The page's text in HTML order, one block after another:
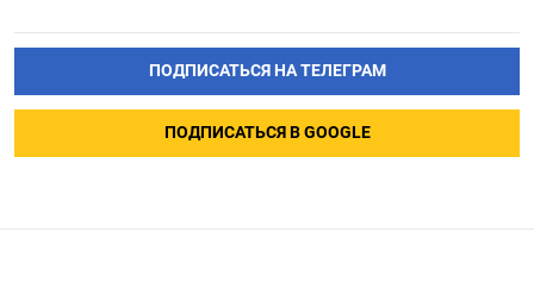
ПОДПИСАТЬСЯ НА ТЕЛЕГРАМ
ПОДПИСАТЬСЯ В GOOGLE